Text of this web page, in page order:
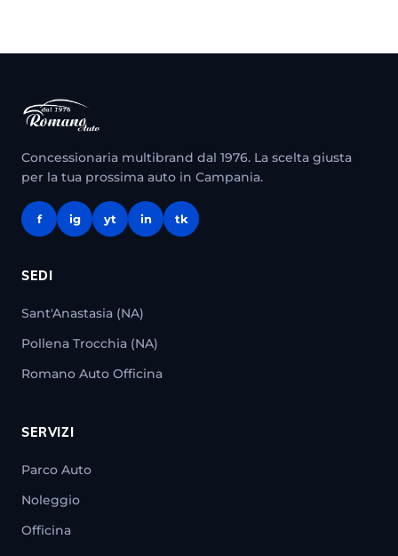
Concessionaria multibrand dal 1976. La scelta giusta
per la tua prossima auto in Campania.
f ig yt in tk
SEDI
Sant'Anastasia (NA)
Pollena Trocchia (NA)
Romano Auto Officina
SERVIZI
Parco Auto
Noleggio
Officina